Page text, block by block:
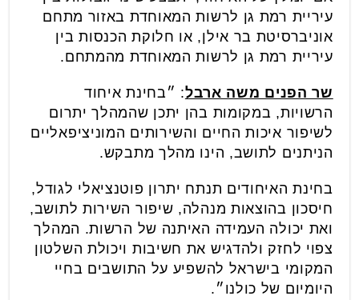
עיריית רמת גן לרשות המאוחדת באזור מתחם
אוניברסיטת בר אילן, או חלוקת הכנסות בין
עיריית רמת גן לרשות המאוחדת מהמתחם.
שר הפנים משה ארבל: ״בחינת איחוד
הרשויות, במקומות בהן יתכן שהמהלך יתרום
לשיפור איכות החיים והשירותים המוניציפאליים
הניתנים לתושב, הינו מהלך מתבקש.
בחינת האיחודים תנתח יתרון פוטנציאלי לגודל,
חיסכון בהוצאות מנהלה, שיפור השירות לתושב,
ואת יכולה העמידה האיתנה של הרשות. המהלך
צפוי לחזק ולהדגיש את חשיבות ויכולת השלטון
המקומי בישראל להשפיע על התושבים בחיי
היומיום של כולנו״.